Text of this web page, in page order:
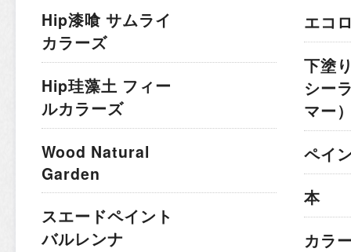
Hip漆喰 サムライ
カラーズ
Hip珪藻土 フィー
ルカラーズ
Wood Natural
Garden
スエードペイント
バルレンナ
エコ
下塗
シー
マー
ペイ
本
カラ